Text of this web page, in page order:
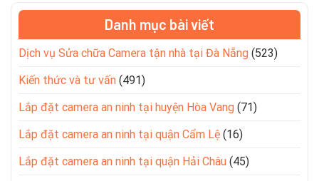
Danh mục bài viết
Dịch vụ Sửa chữa Camera tận nhà tại Đà Nẵng (523)
Kiến thức và tư vấn (491)
Lắp đặt camera an ninh tại huyện Hòa Vang (71)
Lắp đặt camera an ninh tại quận Cẩm Lệ (16)
Lắp đặt camera an ninh tại quận Hải Châu (45)